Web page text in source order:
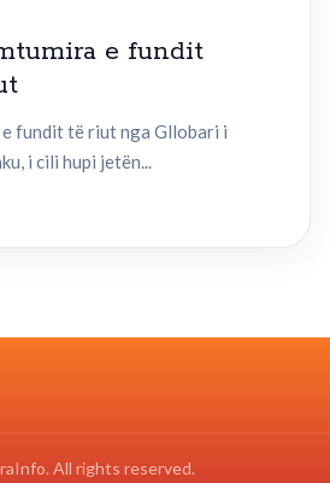
e fundit
fundit të riut nga Gllobari i
i cili hupi jetën...
All rights reserved.